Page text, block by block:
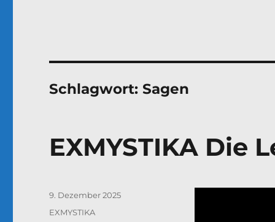
Schlagwort:Sagen
EXMYSTIKA Die
Veröffentlicht
9. Dezember 2025
Kategorien
EXMYSTIKA